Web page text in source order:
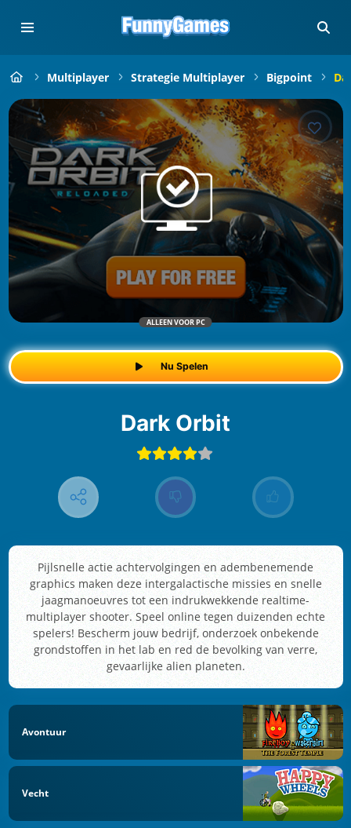
Multiplayer Strategie Multiplayer Bigpoint
ALLEEN VOOR PC
Nu Spelen
Dark Orbit
Pijlsnelle actie achtervolgingen en adembenemende
graphics maken deze intergalactische missies en snelle
jaagmanoeuvres tot een indrukwekkende realtime-
multiplayer shooter. Speel online tegen duizenden echte
spelers! Bescherm jouw bedrijf, onderzoek onbekende
grondstoffen in het lab en red de bevolking van verre,
gevaarlijke alien planeten.
Avontuur
Vecht